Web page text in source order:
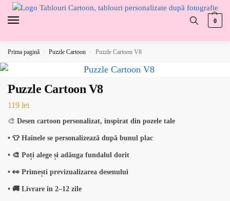
0
Prima pagină / Puzzle Cartoon / Puzzle Cartoon V8
Puzzle Cartoon V8
119 lei
🎨 Desen cartoon personalizat, inspirat din pozele tale
• 👕 Hainele se personalizează după bunul plac
• 🎨 Poți alege și adăuga fundalul dorit
• 👀 Primești previzualizarea desenului
• 🚚 Livrare în 2–12 zile